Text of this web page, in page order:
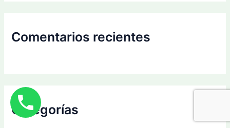
Comentarios recientes
Categorías